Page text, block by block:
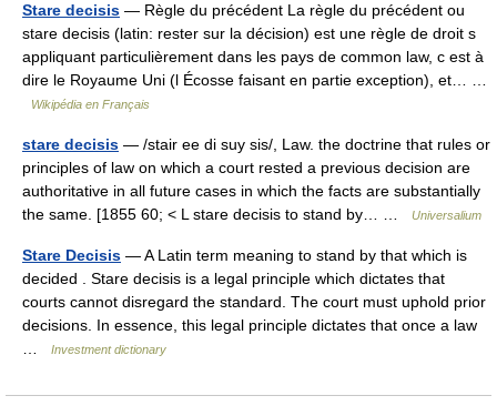
Stare decisis — Règle du précédent La règle du précédent ou
stare decisis (latin: rester sur la décision) est une règle de droit s
appliquant particulièrement dans les pays de common law, c est à
dire le Royaume Uni (l Écosse faisant en partie exception), et… …
Wikipédia en Français
stare decisis — /stair ee di suy sis/, Law. the doctrine that rules or
principles of law on which a court rested a previous decision are
authoritative in all future cases in which the facts are substantially
the same. [1855 60; < L stare decisis to stand by… …
Universalium
Stare Decisis — A Latin term meaning to stand by that which is
decided . Stare decisis is a legal principle which dictates that
courts cannot disregard the standard. The court must uphold prior
decisions. In essence, this legal principle dictates that once a law
Investment dictionary